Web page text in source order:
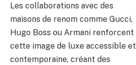
Les collaborations avec des
maisons de renom comme Gucci,
Hugo Boss ou Armani renforcent
cette image de luxe accessible et
contemporaine, créant des